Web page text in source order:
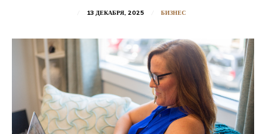
13 ДЕКАБРЯ, 2025 БИЗНЕС